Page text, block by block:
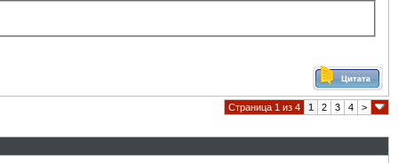
Страница 1 из 4 1 2 3 4 >